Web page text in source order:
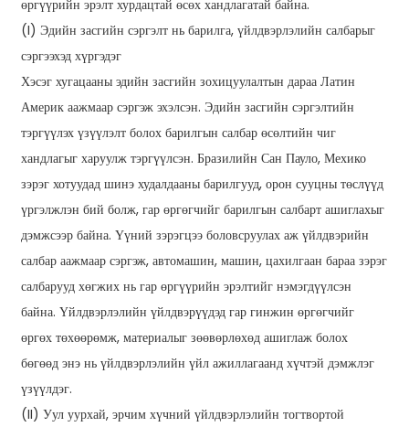
өргүүрийн эрэлт хурдацтай өсөх хандлагатай байна.
(I) Эдийн засгийн сэргэлт нь барилга, үйлдвэрлэлийн салбарыг
сэргээхэд хүргэдэг
Хэсэг хугацааны эдийн засгийн зохицуулалтын дараа Латин
Америк аажмаар сэргэж эхэлсэн. Эдийн засгийн сэргэлтийн
тэргүүлэх үзүүлэлт болох барилгын салбар өсөлтийн чиг
хандлагыг харуулж тэргүүлсэн. Бразилийн Сан Пауло, Мехико
зэрэг хотуудад шинэ худалдааны барилгууд, орон сууцны төслүүд
үргэлжлэн бий болж, гар өргөгчийг барилгын салбарт ашиглахыг
дэмжсээр байна. Үүний зэрэгцээ боловсруулах аж үйлдвэрийн
салбар аажмаар сэргэж, автомашин, машин, цахилгаан бараа зэрэг
салбарууд хөгжих нь гар өргүүрийн эрэлтийг нэмэгдүүлсэн
байна. Үйлдвэрлэлийн үйлдвэрүүдэд гар гинжин өргөгчийг
өргөх төхөөрөмж, материалыг зөөвөрлөхөд ашиглаж болох
бөгөөд энэ нь үйлдвэрлэлийн үйл ажиллагаанд хүчтэй дэмжлэг
үзүүлдэг.
(II) Уул уурхай, эрчим хүчний үйлдвэрлэлийн тогтвортой